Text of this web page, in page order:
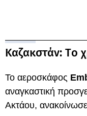
Καζακστάν: Το
Το αεροσκάφος
αναγκαστική
Ακτάου,